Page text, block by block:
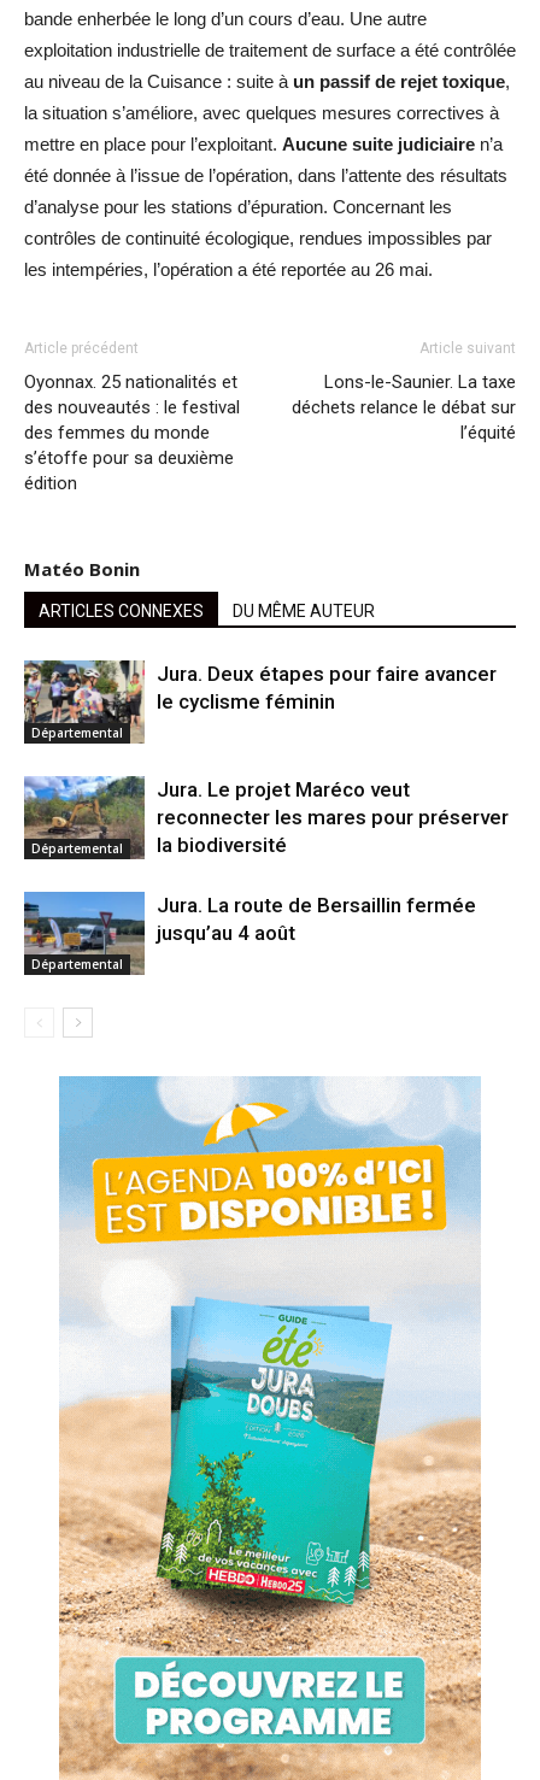
bande enherbée le long d’un cours d’eau. Une autre
exploitation industrielle de traitement de surface a été contrôlée
au niveau de la Cuisance : suite à un passif de rejet toxique,
la situation s’améliore, avec quelques mesures correctives à
mettre en place pour l’exploitant. Aucune suite judiciaire n’a
été donnée à l’issue de l’opération, dans l’attente des résultats
d’analyse pour les stations d’épuration. Concernant les
contrôles de continuité écologique, rendues impossibles par
les intempéries, l’opération a été reportée au 26 mai.
Article précédent
Oyonnax. 25 nationalités et
des nouveautés : le festival
des femmes du monde
s’étoffe pour sa deuxième
édition
Article suivant
Lons-le-Saunier. La taxe
déchets relance le débat sur
l’équité
Matéo Bonin
ARTICLES CONNEXES DU MÊME AUTEUR
Départemental
Jura. Deux étapes pour faire avancer
le cyclisme féminin
Départemental
Jura. Le projet Maréco veut
reconnecter les mares pour préserver
la biodiversité
Départemental
Jura. La route de Bersaillin fermée
jusqu’au 4 août